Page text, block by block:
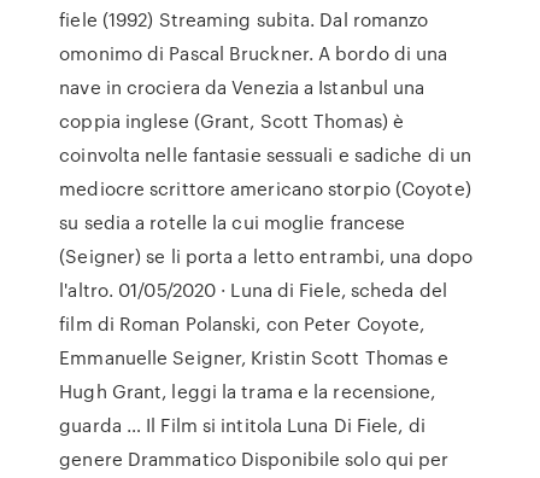
fiele (1992) Streaming subita. Dal romanzo
omonimo di Pascal Bruckner. A bordo di una
nave in crociera da Venezia a Istanbul una
coppia inglese (Grant, Scott Thomas) è
coinvolta nelle fantasie sessuali e sadiche di un
mediocre scrittore americano storpio (Coyote)
su sedia a rotelle la cui moglie francese
(Seigner) se li porta a letto entrambi, una dopo
l'altro. 01/05/2020 · Luna di Fiele, scheda del
film di Roman Polanski, con Peter Coyote,
Emmanuelle Seigner, Kristin Scott Thomas e
Hugh Grant, leggi la trama e la recensione,
guarda … Il Film si intitola Luna Di Fiele, di
genere Drammatico Disponibile solo qui per